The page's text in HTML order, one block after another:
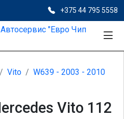
+375 44 795 5558
Vito
W639 - 2003 - 2010
Vito 112